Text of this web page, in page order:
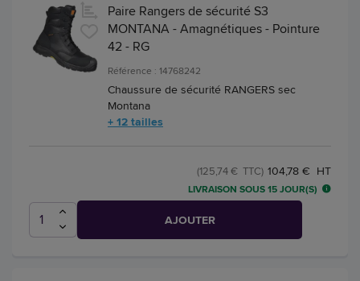
Paire Rangers de sécurité S3
MONTANA - Amagnétiques - Pointure
42 - RG
Référence : 14768242
Chaussure de sécurité RANGERS sec
Montana
+ 12 tailles
104,78 € HT
(125,74 € TTC)
LIVRAISON SOUS 15 JOUR(S)
AJOUTER